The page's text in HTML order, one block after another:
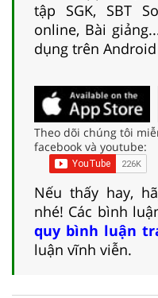
tập SGK, SBT
online, Bài
dụng trên Android
Theo dõi chúng tôi
facebook và youtube:
Nếu thấy hay,
nhé! Các bình
quy bình luận
luận vĩnh viễn.